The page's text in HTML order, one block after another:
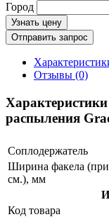
Город
Узнать цену
Отправить запрос
Отзывы (0)
распыления
Соплодержатель
Ширина факела
см.), мм
Код товара